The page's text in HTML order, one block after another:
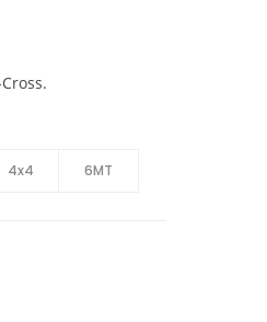
K odběru v